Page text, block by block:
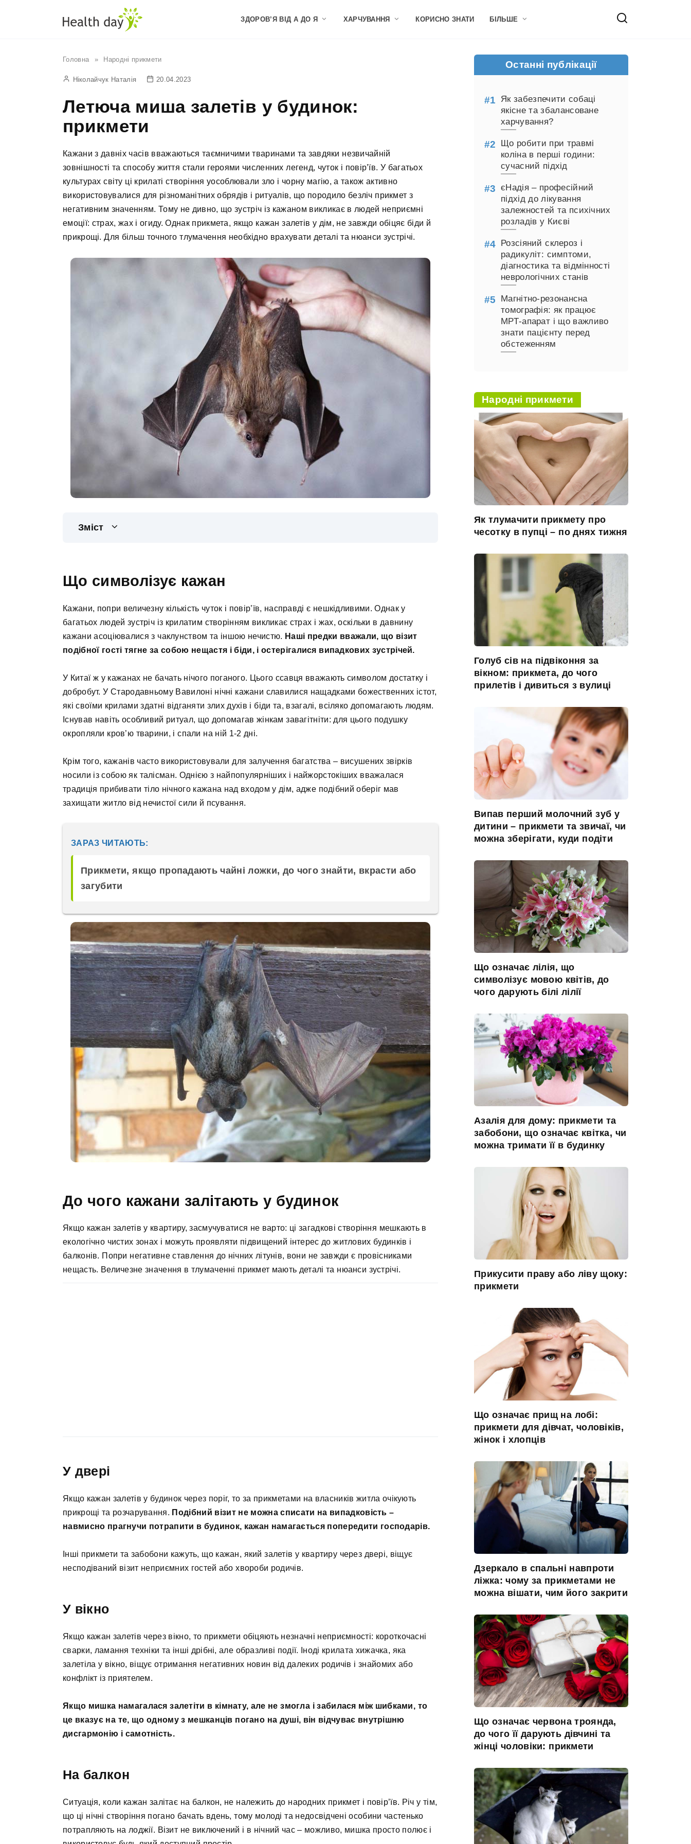
ЗДОРОВ’Я ВІД А ДО Я ХАРЧУВАННЯ КОРИСНО ЗНАТИ БІЛЬШЕ
Головна » Народні прикмети
Ніколайчук Наталія 20.04.2023
Летюча миша залетів у будинок:
прикмети
Кажани з давніх часів вважаються таємничими тваринами та завдяки незвичайній
зовнішності та способу життя стали героями численних легенд, чуток і повір’їв. У багатьох
культурах світу ці крилаті створіння уособлювали зло і чорну магію, а також активно
використовувалися для різноманітних обрядів і ритуалів, що породило безліч прикмет з
негативним значенням. Тому не дивно, що зустріч із кажаном викликає в людей неприємні
емоції: страх, жах і огиду. Однак прикмета, якщо кажан залетів у дім, не завжди обіцяє біди й
прикрощі. Для більш точного тлумачення необхідно врахувати деталі та нюанси зустрічі.
Зміст
Що символізує кажан
Кажани, попри величезну кількість чуток і повір’їв, насправді є нешкідливими. Однак у
багатьох людей зустріч із крилатим створінням викликає страх і жах, оскільки в давнину
кажани асоціювалися з чаклунством та іншою нечистю. Наші предки вважали, що візит
подібної гості тягне за собою нещастя і біди, і остерігалися випадкових зустрічей.
У Китаї ж у кажанах не бачать нічого поганого. Цього ссавця вважають символом достатку і
добробут. У Стародавньому Вавилоні нічні кажани славилися нащадками божественних істот,
які своїми крилами здатні відганяти злих духів і біди та, взагалі, всіляко допомагають людям.
Існував навіть особливий ритуал, що допомагав жінкам завагітніти: для цього подушку
окропляли кров’ю тварини, і спали на ній 1-2 дні.
Крім того, кажанів часто використовували для залучення багатства – висушених звірків
носили із собою як талісман. Однією з найпопулярніших і найжорстокіших вважалася
традиція прибивати тіло нічного кажана над входом у дім, адже подібний оберіг мав
захищати житло від нечистої сили й псування.
ЗАРАЗ ЧИТАЮТЬ:
Прикмети, якщо пропадають чайні ложки, до чого знайти, вкрасти або
загубити
До чого кажани залітають у будинок
Якщо кажан залетів у квартиру, засмучуватися не варто: ці загадкові створіння мешкають в
екологічно чистих зонах і можуть проявляти підвищений інтерес до житлових будинків і
балконів. Попри негативне ставлення до нічних літунів, вони не завжди є провісниками
нещасть. Величезне значення в тлумаченні прикмет мають деталі та нюанси зустрічі.
У двері
Якщо кажан залетів у будинок через поріг, то за прикметами на власників житла очікують
прикрощі та розчарування. Подібний візит не можна списати на випадковість –
навмисно прагнучи потрапити в будинок, кажан намагається попередити господарів.
Інші прикмети та забобони кажуть, що кажан, який залетів у квартиру через двері, віщує
несподіваний візит неприємних гостей або хвороби родичів.
У вікно
Якщо кажан залетів через вікно, то прикмети обіцяють незначні неприємності: короткочасні
сварки, ламання техніки та інші дрібні, але образливі події. Іноді крилата хижачка, яка
залетіла у вікно, віщує отримання негативних новин від далеких родичів і знайомих або
конфлікт із приятелем.
Якщо мишка намагалася залетіти в кімнату, але не змогла і забилася між шибками, то
це вказує на те, що одному з мешканців погано на душі, він відчуває внутрішню
дисгармонію і самотність.
На балкон
Ситуація, коли кажан залітає на балкон, не належить до народних прикмет і повір’їв. Річ у тім,
що ці нічні створіння погано бачать вдень, тому молоді та недосвідчені особини частенько
потрапляють на лоджії. Візит не виключений і в нічний час – можливо, мишка просто полює і
Останні публікації
Як забезпечити собаці
якісне та збалансоване
харчування?
Що робити при травмі
коліна в перші години:
сучасний підхід
єНадія – професійний
підхід до лікування
залежностей та психічних
розладів у Києві
Розсіяний склероз і
радикуліт: симптоми,
діагностика та відмінності
неврологічних станів
Магнітно-резонансна
томографія: як працює
МРТ-апарат і що важливо
знати пацієнту перед
обстеженням
Народні прикмети
Як тлумачити прикмету про
чесотку в пупці – по днях тижня
Голуб сів на підвіконня за
вікном: прикмета, до чого
прилетів і дивиться з вулиці
Випав перший молочний зуб у
дитини – прикмети та звичаї, чи
можна зберігати, куди подіти
Що означає лілія, що
символізує мовою квітів, до
чого дарують білі лілії
Азалія для дому: прикмети та
забобони, що означає квітка, чи
можна тримати її в будинку
Прикусити праву або ліву щоку:
прикмети
Що означає прищ на лобі:
прикмети для дівчат, чоловіків,
жінок і хлопців
Дзеркало в спальні навпроти
ліжка: чому за прикметами не
можна вішати, чим його закрити
Що означає червона троянда,
до чого її дарують дівчині та
жінці чоловіки: прикмети